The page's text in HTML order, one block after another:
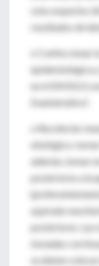
sola sospecha
resultados de
o Confeccionar
epidemiológica
en el SNVS2.0,
Exantemática”.
o Recolectar
etiológico:
además, tomar
posteriores a la
aspirado
posteriores. Las
tomadas con
se deben